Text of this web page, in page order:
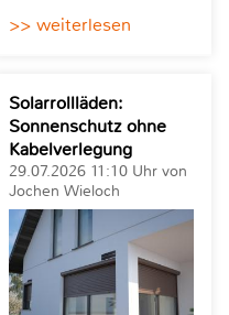
>> weiterlesen
Solarrollläden:
Sonnenschutz ohne
Kabelverlegung
29.07.2026 11:10 Uhr von
Jochen Wieloch